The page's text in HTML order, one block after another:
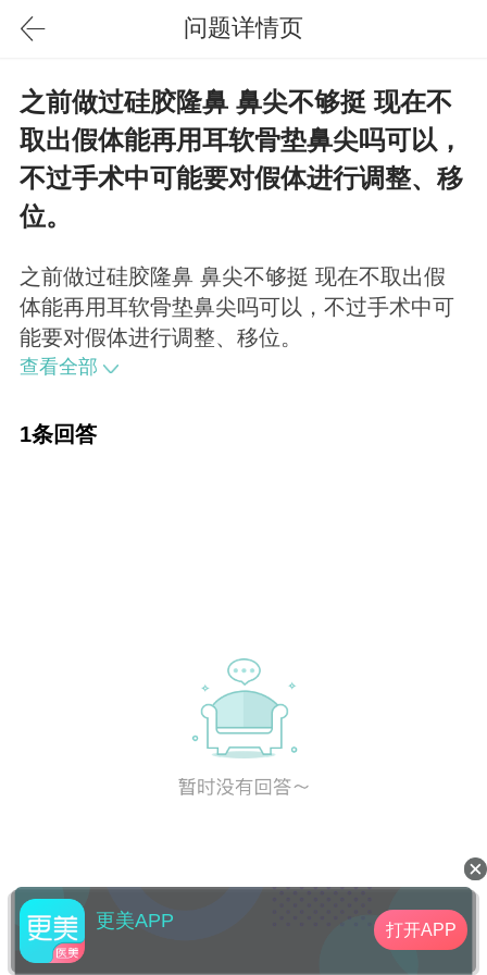
问题详情页
之前做过硅胶隆鼻 鼻尖不够挺 现在不
取出假体能再用耳软骨垫鼻尖吗可以，
不过手术中可能要对假体进行调整、移
位。
之前做过硅胶隆鼻 鼻尖不够挺 现在不取出假
体能再用耳软骨垫鼻尖吗可以，不过手术中可
能要对假体进行调整、移位。
查看全部
1条回答
更美APP 打开APP